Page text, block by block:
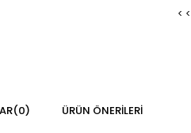
<
(0) ÜRÜN ÖNERILERI